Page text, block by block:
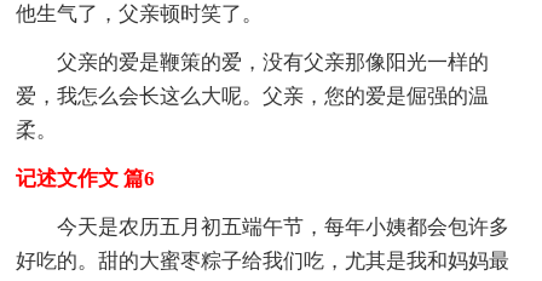
他生气了，父亲顿时笑了。
父亲的爱是鞭策的爱，没有父亲那像阳光一样的
爱，我怎么会长这么大呢。父亲，您的爱是倔强的温
柔。
记述文作文 篇6
今天是农历五月初五端午节，每年小姨都会包许多
好吃的。甜的大蜜枣粽子给我们吃，尤其是我和妈妈最